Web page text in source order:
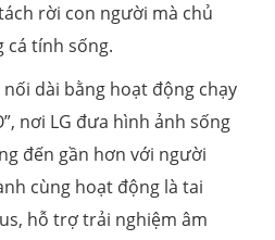
rời con người mà chủ
cá tính sống.
dài bằng hoạt động chạy
nơi LG đưa hình ảnh sống
đến gần hơn với người
cùng hoạt động là tai
hỗ trợ trải nghiệm âm